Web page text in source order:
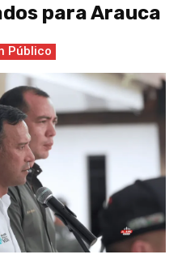
para Arauca
Público